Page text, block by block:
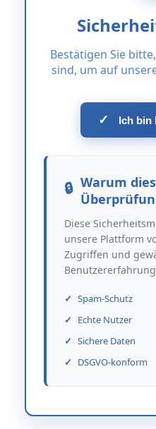
Bestätigen Sie
sind, um auf
✓ Ich bin
Warum
Diese
unsere Plattform
Zugriffen und
Spam-Schutz
Echte Nutzer
Sichere Daten
DSGVO-konform